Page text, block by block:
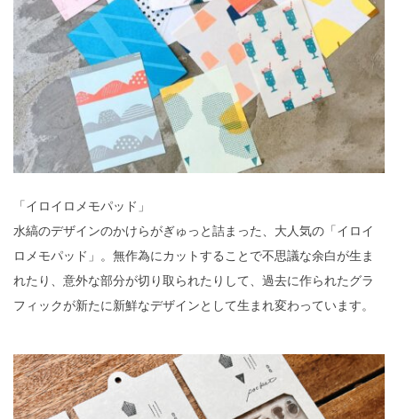
「イロイロメモパッド」
水縞のデザインのかけらがぎゅっと詰まった、大人気の「イロイ
ロメモパッド」。無作為にカットすることで不思議な余白が生ま
れたり、意外な部分が切り取られたりして、過去に作られたグラ
フィックが新たに新鮮なデザインとして生まれ変わっています。